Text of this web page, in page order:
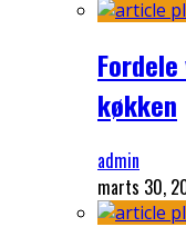
køkken
admin
marts 30,